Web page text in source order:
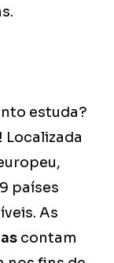
estuda?
Localizada
países
As
contam